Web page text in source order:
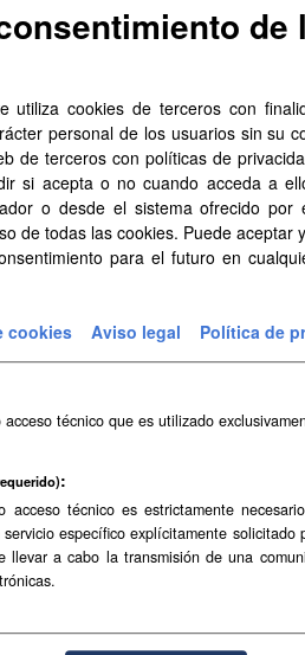
de
utiliza cookies de terceros con
personal de los usuarios sin su
de terceros con políticas de
si acepta o no cuando acceda a
o desde el sistema ofrecido
de todas las cookies. Puede aceptar
para el futuro en
cookies Aviso legal Política de
acceso técnico que es utilizado
acceso técnico es estrictamente
específico explícitamente solicitado
llevar a cabo la transmisión de una